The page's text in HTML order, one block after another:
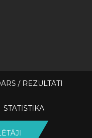
/ REZULTĀTI
STATISTIKA